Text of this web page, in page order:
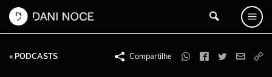
« PODCASTS Compartilhe